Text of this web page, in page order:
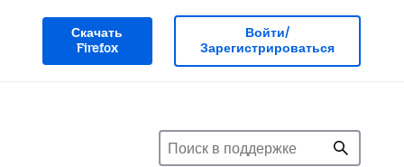
Скачать
Firefox
Войти/
Зарегистрироваться